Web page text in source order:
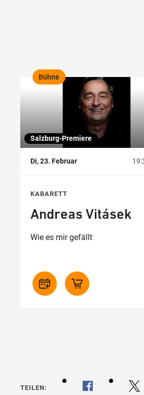
Salzburg-Premiere
Bühne
Di, 23. Februar
KABARETT
Andreas Vitásek
Wie es mir gefällt
TEILEN: